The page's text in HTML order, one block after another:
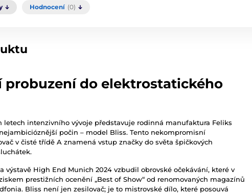
Hodnocení (0)
probuzení do elektrostatického
letech intenzivního vývoje představuje rodinná manufaktura Feliks
počin – model Bliss. Tento nekompromisní
v čisté třídě A znamená vstup značky do světa špičkových
výstavě High End Munich 2024 vzbudil obrovské očekávání, které v
prestižních ocenění „Best of Show“ od renomovaných magazínů
Bliss není jen zesilovač; je to mistrovské dílo, které posouvá